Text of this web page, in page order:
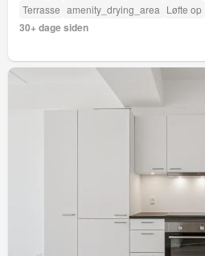
Terrasse amenity_drying_area Løfte op
30+ dage siden